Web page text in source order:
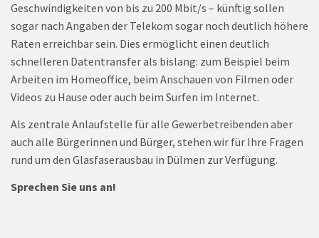
Geschwindigkeiten von bis zu 200 Mbit/s – künftig sollen
sogar nach Angaben der Telekom sogar noch deutlich höhere
Raten erreichbar sein. Dies ermöglicht einen deutlich
schnelleren Datentransfer als bislang: zum Beispiel beim
Arbeiten im Homeoffice, beim Anschauen von Filmen oder
Videos zu Hause oder auch beim Surfen im Internet.
Als zentrale Anlaufstelle für alle Gewerbetreibenden aber
auch alle Bürgerinnen und Bürger, stehen wir für Ihre Fragen
rund um den Glasfaserausbau in Dülmen zur Verfügung.
Sprechen Sie uns an!